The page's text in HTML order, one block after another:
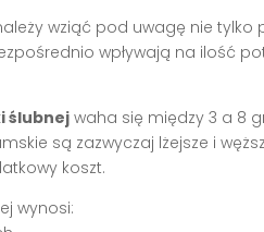
wziąć pod uwagę nie tylko
wpływają na ilość
ślubnejwaha się między 3 a 8
są zazwyczaj lżejsze i
koszt.
wynosi: